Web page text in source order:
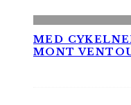
MED
MONT